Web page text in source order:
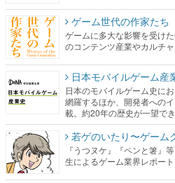
ゲーム世代の作家たち
ゲームに多大な影響を受け
のコンテンツ産業やカルチ
日本モバイルゲーム産
日本のモバイルゲーム史に
網羅するほか、開発者への
載。約20年の歴史が一望で
若ゲのいたり〜ゲーム
『うつヌケ』『ペンと箸』
生によるゲーム業界レポート